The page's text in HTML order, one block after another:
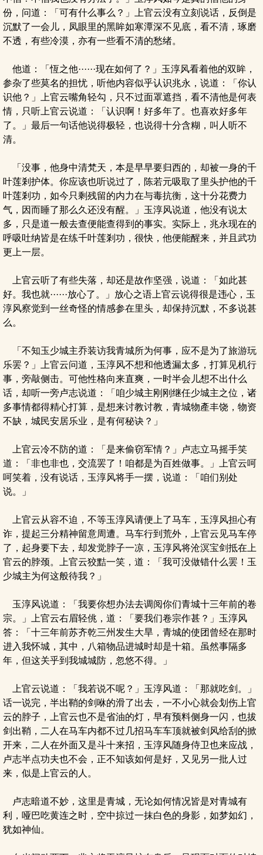
份，问道：「可有什么事么？」上官云没有立刻说话，反倒是
沉默了一会儿，凤眼里的黑眸如寒潭深不见底，看不清，琢磨
不透，有些冷漠，亦有一些看不清的愁绪。
他道：「恆之他······现在如何了？」玉淳风看着他的双眸，
参杂了些莫名的担忧，听他内容似乎认识兆永，说道：「你认
识他？」上官云嘴角轻勾，只不过面罩遮挡，看不清他是何表
情，只听上官云说道：「认识啊！好多年了。也喜欢好多年
了。」最后一句话他说得极轻，也说得十分含糊，叫人听不
清。
「没事，他身中清梵天，本是早早要归西的，却被一身的千
叶莲剎护体。你应该也听说过了，陈若元吸取了里头护他的千
叶莲剎功，如今只剩残留的内力在与毒抗衡，这十分花费力
气，因而睡了那么久还没有醒。」玉淳风说道，他没有说太
多，只是道一般去查便能查得到的事实。实际上，兆永现在的
呼吸吐纳皆是在练千叶莲剎功，很快，他便能醒来，并且武功
更上一层。
上官云听了有些失落，却还是故作坚强，说道：「如此甚
好。我也就······放心了。」放心之语上官云说得很是违心，玉
淳风察觉到一丝奇怪的情感参在里头，却保持沉默，不多说甚
么。
「不知玉少城主乔装访我青城所为何事，应不是为了旅游玩
乐罢？」上官云问道，玉淳风不想和他透漏太多，打算见机行
事，旁敲侧击。可他性格向来直爽，一时半会儿想不出什么
话，却听一旁卢志说道：「咱少城主刚刚继任少城主之位，诸
多事情都得精心打算，是想来讨教讨教，青城物產丰饶，物资
不缺，城民安居乐业，是有何秘诀？」
上官云冷不防的道：「是来偷窃军情？」卢志立马摇手笑
道：「非也非也，交流罢了！咱都是为百姓做事。」上官云呵
呵笑着，没有说话，玉淳风将手一摆，说道：「咱们别处
说。」
上官云从容不迫，不等玉淳风请便上了马车，玉淳风担心有
诈，提起三分精神留意周遭。马车行到荒外，上官云见马车停
了，起身要下去，却发觉脖子一凉，玉淳风将沧溟宝剑抵在上
官云的脖颈。上官云狡黠一笑，道：「我可没做错什么罢！玉
少城主为何这般待我？」
玉淳风说道：「我要你想办法去调阅你们青城十三年前的卷
宗。」上官云右眉轻佻，道：「要我们卷宗作甚？」玉淳风
答：「十三年前苏齐乾三州发生大旱，青城的使团曾经在那时
进入我怀城，其中，八箱物品进城时却是十箱。虽然事隔多
年，但这关乎到我城城防，忽悠不得。」
上官云说道：「我若说不呢？」玉淳风道：「那就吃剑。」
话一说完，半出鞘的剑咻的滑了出去，一不小心就会划伤上官
云的脖子，上官云也不是省油的灯，早有预料侧身一闪，也拔
剑出鞘，二人在马车内都不过几招马车车顶就被剑风给刮的掀
开来，二人在外面又是斗十来招，玉淳风随身侍卫也来应战，
卢志半点功夫也不会，正不知该如何是好，又见另一批人过
来，似是上官云的人。
卢志暗道不妙，这里是青城，无论如何情况皆是对青城有
利，哑巴吃黄连之时，空中掠过一抹白色的身影，如梦如幻，
犹如神仙。